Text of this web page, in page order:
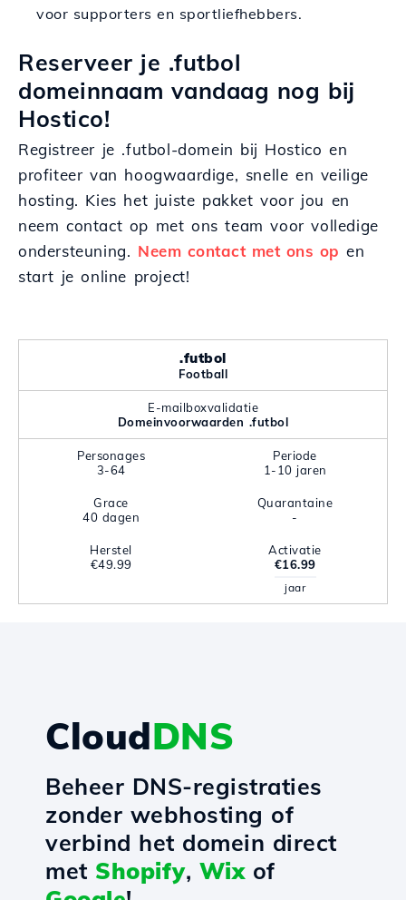
voor supporters en sportliefhebbers.
Reserveer je .futbol
domeinnaam vandaag nog bij
Hostico!
Registreer je .futbol-domein bij Hostico en
profiteer van hoogwaardige, snelle en veilige
hosting. Kies het juiste pakket voor jou en
neem contact op met ons team voor volledige
ondersteuning. Neem contact met ons op en
start je online project!
.futbol
Football
E-mailboxvalidatie
Domeinvoorwaarden .futbol
Personages
3-64
Periode
1-10 jaren
Grace
40 dagen
Quarantaine
-
Herstel
€49.99
Activatie
€16.99
jaar
CloudDNS
Beheer DNS-registraties
zonder webhosting of
verbind het domein direct
met Shopify, Wixof